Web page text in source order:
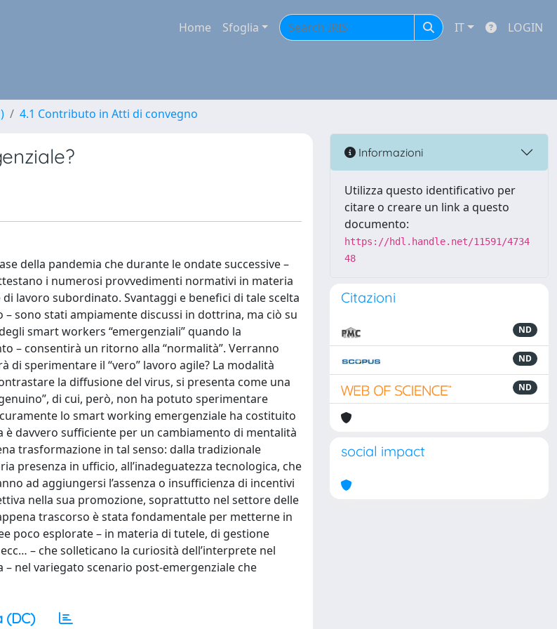
Home Sfoglia IT LOGIN
4.1 Contributo in Atti di convegno
della pandemia che durante le ondate successive –
i numerosi provvedimenti normativi in materia
lavoro subordinato. Svantaggi e benefici di tale scelta
sono stati ampiamente discussi in dottrina, ma ciò su
smart workers “emergenziali” quando la
– consentirà un ritorno alla “normalità”. Verranno
sperimentare il “vero” lavoro agile? La modalità
la diffusione del virus, si presenta come una
di cui, però, non ha potuto sperimentare
lo smart working emergenziale ha costituito
davvero sufficiente per un cambiamento di mentalità
trasformazione in tal senso: dalla tradizionale
presenza in ufficio, all’inadeguatezza tecnologica, che
ad aggiungersi l’assenza o insufficienza di incentivi
nella sua promozione, soprattutto nel settore delle
trascorso è stata fondamentale per metterne in
poco esplorate – in materia di tutele, di gestione
– che solleticano la curiosità dell’interprete nel
nel variegato scenario post-emergenziale che
(DC)
Informazioni
Utilizza questo identificativo per
citare o creare un link a questo
documento:
https://hdl.handle.net/11591/4734
48
Citazioni
ND
ND
ND
social impact